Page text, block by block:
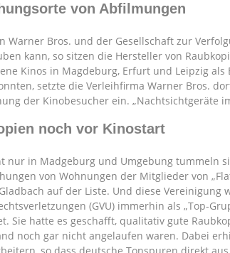
von Abfilmungen
Warner Bros. und der Gesellschaft zur
kann, so sitzen die Hersteller von
Kinos in Magdeburg, Erfurt und Leipzig
setzte die Verleihfirma Warner Bros.
der Kinobesucher ein. „Nachtsichtgeräte
noch vor Kinostart
nur in Madgeburg und Umgebung tummeln
von Wohnungen der Mitglieder von
auf der Liste. Und diese Vereinigung
(GVU) immerhin als „Top-
Sie hatte es geschafft, qualitativ gute
noch gar nicht angelaufen waren. Dabei